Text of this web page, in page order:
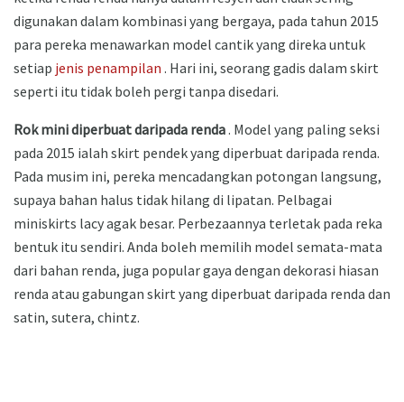
digunakan dalam kombinasi yang bergaya, pada tahun 2015
para pereka menawarkan model cantik yang direka untuk
setiap jenis penampilan . Hari ini, seorang gadis dalam skirt
seperti itu tidak boleh pergi tanpa disedari.
Rok mini diperbuat daripada renda. Model yang paling seksi
pada 2015 ialah skirt pendek yang diperbuat daripada renda.
Pada musim ini, pereka mencadangkan potongan langsung,
supaya bahan halus tidak hilang di lipatan. Pelbagai
miniskirts lacy agak besar. Perbezaannya terletak pada reka
bentuk itu sendiri. Anda boleh memilih model semata-mata
dari bahan renda, juga popular gaya dengan dekorasi hiasan
renda atau gabungan skirt yang diperbuat daripada renda dan
satin, sutera, chintz.